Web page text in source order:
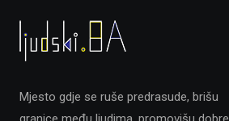
Mjesto gdje se ruše predrasude, brišu